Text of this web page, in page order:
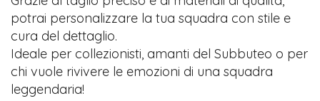
potrai personalizzare la tua squadra con stile e
cura del dettaglio.
Ideale per collezionisti, amanti del Subbuteo o per
chi vuole rivivere le emozioni di una squadra
leggendaria!